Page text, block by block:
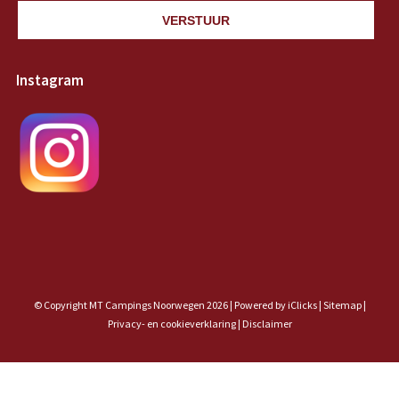
VERSTUUR
Instagram
© Copyright MT Campings Noorwegen 2026 | Powered by iClicks| Sitemap|
Privacy- en cookieverklaring | Disclaimer